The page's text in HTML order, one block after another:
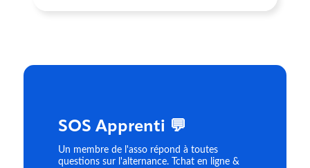
SOS Apprenti 💬
Un membre de l'asso répond à toutes
questions sur l'alternance. Tchat en ligne &